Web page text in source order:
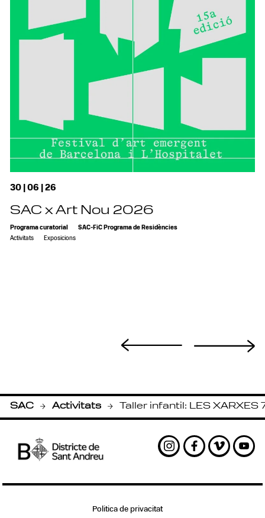
SAC
- Activitats
- Taller infantil: LES XARXES
30 | 06 | 26
SAC x Art Nou 2026
Programa curatorial
SAC-FiC Programa de Residències
Activitats
Exposicions
Instagram
Facebook
Vimeo
Politica de privacitat